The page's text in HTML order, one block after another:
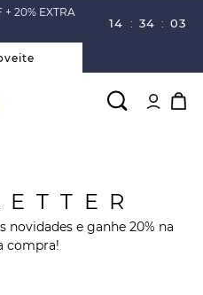
20% EXTRA
14 : 34 : 03
novidades e ganhe 20% na
compra!